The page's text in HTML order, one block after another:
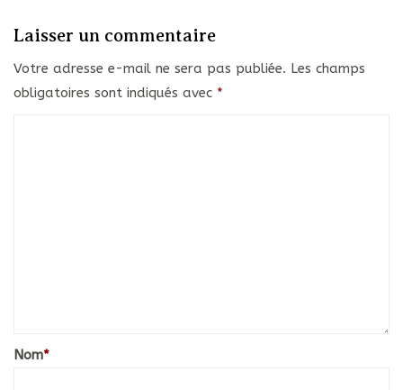
Laisser un commentaire
Votre adresse e-mail ne sera pas publiée. Les champs
obligatoires sont indiqués avec *
Nom*